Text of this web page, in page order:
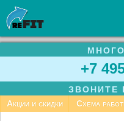
+7
ЗВОНИТЕ
Акции и скидки
Схема